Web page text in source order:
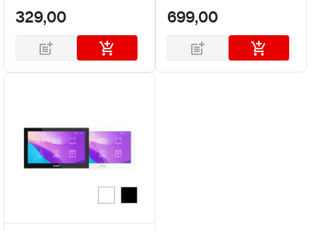
329,00 699,00
Kleur